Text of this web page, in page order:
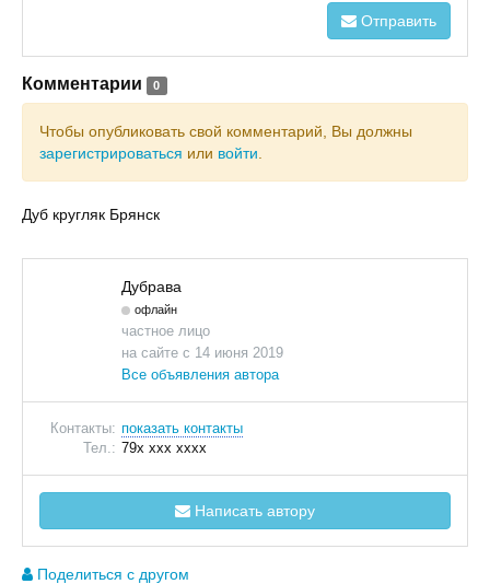
Отправить
Комментарии 0
Чтобы опубликовать свой комментарий, Вы должны
зарегистрироваться или войти
Дуб кругляк Брянск
Дубрава
офлайн
частное лицо
на сайте с 14 июня 2019
Все объявления автора
Контакты: показать контакты
Тел.: 79x xxx xxxx
Написать автору
Поделиться с другом